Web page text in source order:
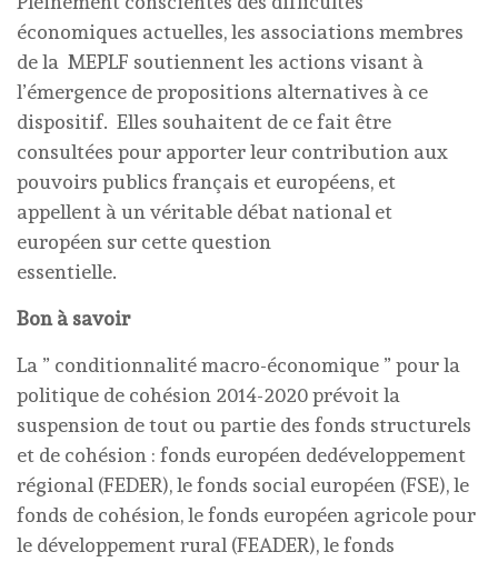
économiques actuelles, les associations membres
de la MEPLF soutiennent les actions visant à
l’émergence de propositions alternatives à ce
dispositif. Elles souhaitent de ce fait être
consultées pour apporter leur contribution aux
pouvoirs publics français et européens, et
appellent à un véritable débat national et
européen sur cette question
essentielle.
Bon à savoir
La ” conditionnalité macro-économique ” pour la
politique de cohésion 2014-2020 prévoit la
suspension de tout ou partie des fonds structurels
et de cohésion : fonds européen dedéveloppement
régional (FEDER), le fonds social européen (FSE), le
fonds de cohésion, le fonds européen agricole pour
le développement rural (FEADER), le fonds